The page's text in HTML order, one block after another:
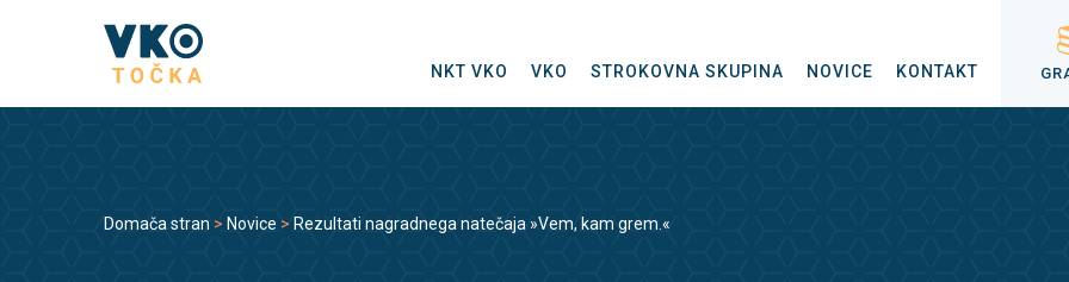
NKT VKO VKO STROKOVNA SKUPINA NOVICE KONTAKT
Domača stran > Novice > Rezultati nagradnega natečaja »Vem, kam grem.«